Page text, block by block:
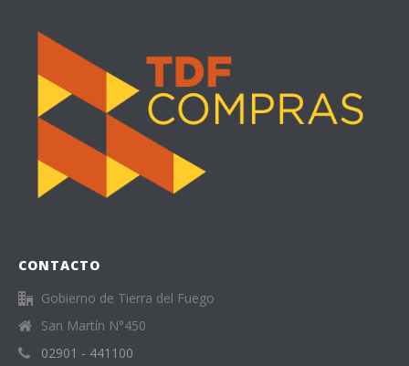
CONTACTO
Gobierno de Tierra del Fuego
San Martín N°450
02901 - 441100